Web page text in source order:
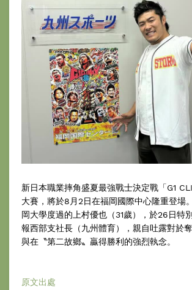
新日本職業摔角盛夏最強戰士決定戰「G1
大賽，將於8月2日在福岡國際中心隆重登場
岡大學度過的上村優也（31歲），於26日特
報西部支社長（九州體育），親自吐露對於
與在〝第二故鄉〟贏得勝利的強烈執念。
原文出處